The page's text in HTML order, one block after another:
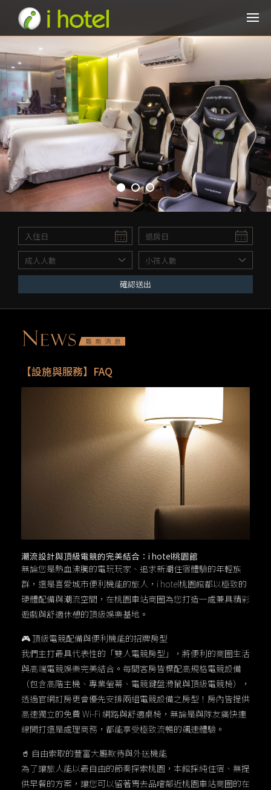
確認送出
【設施與服務】FAQ
潮流設計與頂級電競的完美結合：i hotel桃園館
無論您是熱血沸騰的電玩玩家、追求新潮住宿體驗的年輕族
群，還是喜愛城市便利機能的旅人，i hotel桃園館都以極致的
硬體配備與潮流空間，在桃園車站商圈為您打造一處兼具精彩
遊戲與舒適休憩的頂級娛樂基地。
🎮 頂級電競配備與便利機能的招牌房型
我們主打最具代表性的「雙人電競房型」，將便利的商圈生活
與高端電競娛樂完美結合。每間客房皆標配高規格電競設備
（包含高階主機、專業螢幕、電競鍵盤滑鼠與頂級電競椅），
透過官網訂房更會優先安排兩組電競設備之房型！房內皆提供
高速獨立的免費 Wi-Fi 網路與舒適桌椅，無論是與隊友痛快連
線開打還是處理商務，都能享受極致流暢的飆速體驗。
🥤 自由索取的豐富大廳款待與外送機能
為了讓旅人能以最自由的節奏探索桃園，本館採純住宿、無提
供早餐的方案，讓您可以留著胃去品嚐鄰近桃園車站商圈的在